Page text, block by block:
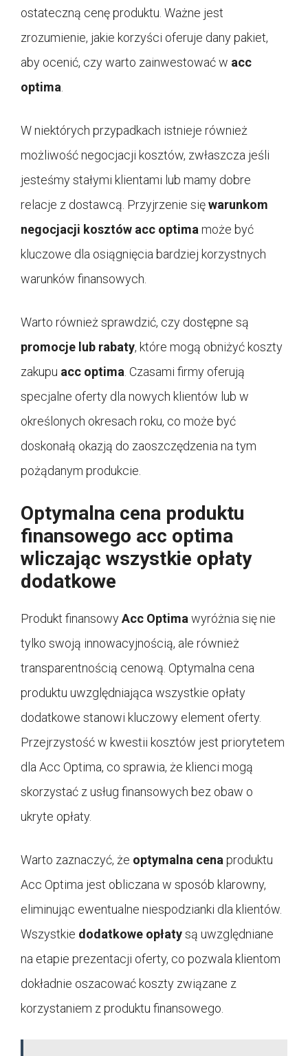
ostateczną cenę produktu. Ważne jest
zrozumienie, jakie korzyści oferuje dany pakiet,
aby ocenić, czy warto zainwestować w acc
optima
W niektórych przypadkach istnieje również
możliwość negocjacji kosztów, zwłaszcza jeśli
jesteśmy stałymi klientami lub mamy dobre
relacje z dostawcą. Przyjrzenie sięwarunkom
negocjacji kosztów acc optima może być
kluczowe dla osiągnięcia bardziej korzystnych
warunków finansowych.
Warto również sprawdzić, czy dostępne są
promocje lub rabaty, które mogą obniżyć koszty
zakupu acc optima . Czasami firmy oferują
specjalne oferty dla nowych klientów lub w
określonych okresach roku, co może być
doskonałą okazją do zaoszczędzenia na tym
pożądanym produkcie.
Optymalna cena produktu
finansowego acc optima
wliczając wszystkie opłaty
dodatkowe
Produkt finansowyAcc Optima wyróżnia się nie
tylko swoją innowacyjnością, ale również
transparentnością cenową. Optymalna cena
produktu uwzględniająca wszystkie opłaty
dodatkowe stanowi kluczowy element oferty.
Przejrzystość w kwestii kosztów jest priorytetem
dla Acc Optima, co sprawia, że klienci mogą
skorzystać z usług finansowych bez obaw o
ukryte opłaty.
Warto zaznaczyć, że optymalna cena produktu
Acc Optima jest obliczana w sposób klarowny,
eliminując ewentualne niespodzianki dla klientów.
Wszystkie dodatkowe opłatysą uwzględniane
na etapie prezentacji oferty, co pozwala klientom
dokładnie oszacować koszty związane z
korzystaniem z produktu finansowego.